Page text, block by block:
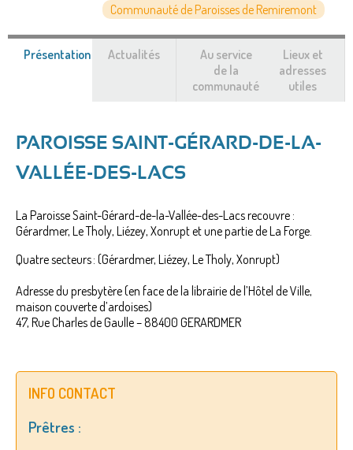
Communauté de Paroisses de Remiremont
Présentation (onglet
Actualités
Au service
de la
communauté
Lieux et
adresses
utiles
PAROISSE SAINT-GÉRARD-DE-LA-
VALLÉE-DES-LACS
La Paroisse Saint-Gérard-de-la-Vallée-des-Lacs recouvre :
Gérardmer, Le Tholy, Liézey, Xonrupt et une partie de La Forge.
Quatre secteurs : (Gérardmer, Liézey, Le Tholy, Xonrupt)
Adresse du presbytère (en face de la librairie de l’Hôtel de Ville,
maison couverte d’ardoises)
47, Rue Charles de Gaulle – 88400 GERARDMER
INFO CONTACT
Prêtres :